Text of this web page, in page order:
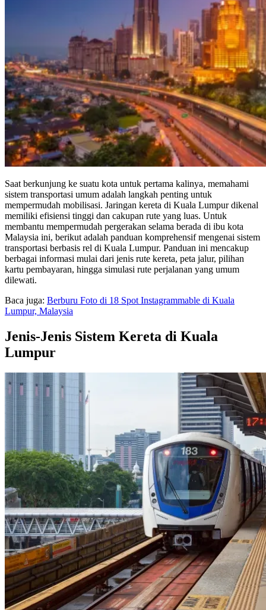
Saat berkunjung ke suatu kota untuk pertama kalinya, memahami
sistem transportasi umum adalah langkah penting untuk
mempermudah mobilisasi. Jaringan kereta di Kuala Lumpur dikenal
memiliki efisiensi tinggi dan cakupan rute yang luas. Untuk
membantu mempermudah pergerakan selama berada di ibu kota
Malaysia ini, berikut adalah panduan komprehensif mengenai sistem
transportasi berbasis rel di Kuala Lumpur. Panduan ini mencakup
berbagai informasi mulai dari jenis rute kereta, peta jalur, pilihan
kartu pembayaran, hingga simulasi rute perjalanan yang umum
dilewati.
Baca juga: Berburu Foto di 18 Spot Instagrammable di Kuala
Lumpur, Malaysia
Jenis-Jenis Sistem Kereta di Kuala
Lumpur